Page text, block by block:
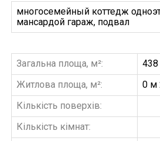
многосемейный коттедж
мансардой гараж, подвал
Загальна площа, м²:
Житлова площа, м²:
0 м
Кількість поверхів:
Кількість кімнат: